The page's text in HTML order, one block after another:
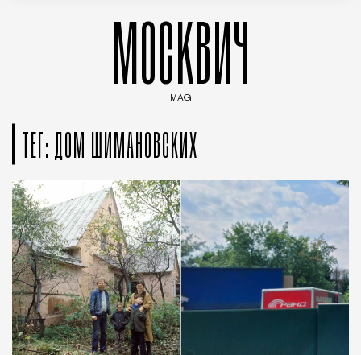
МОСКВИЧ
MAG
ТЕГ: ДОМ ШИМАНОВСКИХ